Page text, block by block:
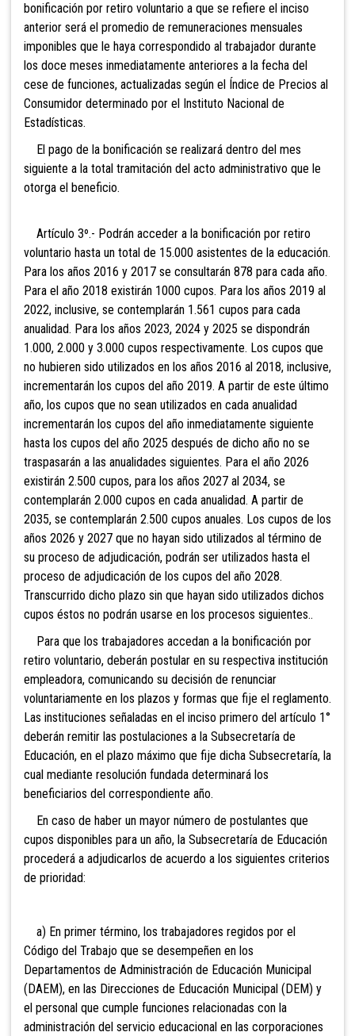
bonificación por retiro voluntario a que se refiere el inciso
anterior será el promedio de remuneraciones mensuales
imponibles que le haya correspondido al trabajador durante
los doce meses inmediatamente anteriores a la fecha del
cese de funciones, actualizadas según el Índice de Precios al
Consumidor determinado por el Instituto Nacional de
Estadísticas.
El pago de la bonificación se realizará dentro del mes
siguiente a la total tramitación del acto administrativo que le
otorga el beneficio.
Artículo 3º.- Podrán acceder a la bonificación por retiro
voluntario hasta un total de 15.000 asistentes de la educación.
Para los años 2016 y 2017 se consultarán 878 para cada año.
Para el año 2018 existirán 1000 cupos. Para los años 2019 al
2022, inclusive, se contemplarán 1.561 cupos para cada
anualidad. Para los años 2023, 2024 y 2025 se dispondrán
1.000, 2.000 y 3.000 cupos respectivamente. Los cupos que
no hubieren sido utilizados en los años 2016 al 2018, inclusive,
incrementarán los cupos del año 2019. A partir de este último
año, los cupos que no sean utilizados en cada anualidad
incrementarán los cupos del año inmediatamente siguiente
hasta los cupos del año 2025 después de dicho año no se
traspasarán a las anualidades siguientes. Para el año 2026
existirán 2.500 cupos, para los años 2027 al 2034, se
contemplarán 2.000 cupos en cada anualidad. A partir de
2035, se contemplarán 2.500 cupos anuales. Los cupos de los
años 2026 y 2027 que no hayan sido utilizados al término de
su proceso de adjudicación, podrán ser utilizados hasta el
proceso de adjudicación de los cupos del año 2028.
Transcurrido dicho plazo sin que hayan sido utilizados dichos
cupos éstos no podrán usarse en los procesos siguientes..
Para que los trabajadores accedan a la bonificación por
retiro voluntario, deberán postular en su respectiva institución
empleadora, comunicando su decisión de renunciar
voluntariamente en los plazos y formas que fije el reglamento.
Las instituciones señaladas en el inciso primero del artículo 1°
deberán remitir las postulaciones a la Subsecretaría de
Educación, en el plazo máximo que fije dicha Subsecretaría, la
cual mediante resolución fundada determinará los
beneficiarios del correspondiente año.
En caso de haber un mayor número de postulantes que
cupos disponibles para un año, la Subsecretaría de Educación
procederá a adjudicarlos de acuerdo a los siguientes criterios
de prioridad:
a) En primer término, los trabajadores regidos por el
Código del Trabajo que se desempeñen en los
Departamentos de Administración de Educación Municipal
(DAEM), en las Direcciones de Educación Municipal (DEM) y
el personal que cumple funciones relacionadas con la
administración del servicio educacional en las corporaciones